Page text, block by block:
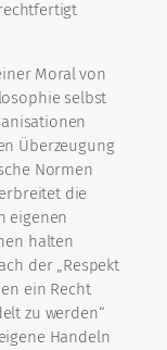
Moral von
selbst
Überzeugung
Normen
die
eigenen
halten
der „Respekt
ein Recht
zu werden“
Handeln